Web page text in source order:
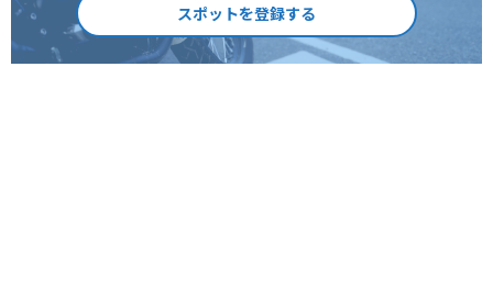
スポットを登録する